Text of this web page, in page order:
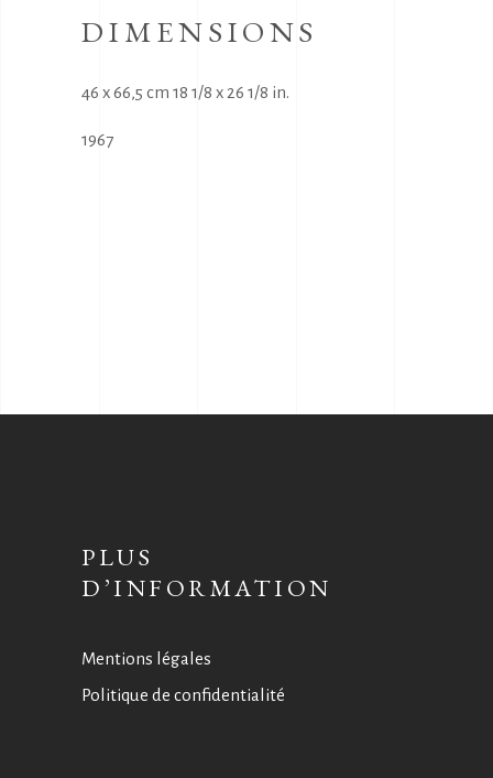
DIMENSIONS
46 x 66,5 cm 18 1/8 x 26 1/8 in.
1967
PLUS
D’INFORMATION
Mentions légales
Politique de confidentialité